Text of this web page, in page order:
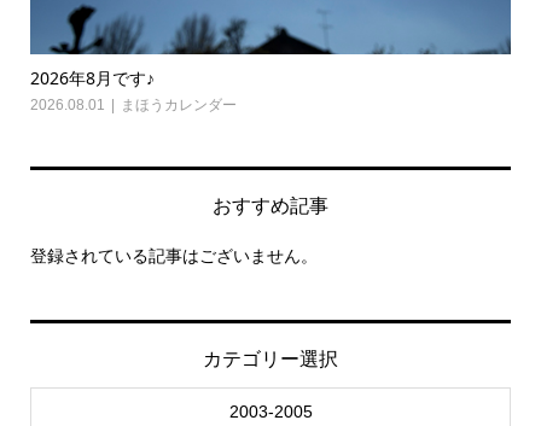
2026年8月です♪
2026.08.01 まほうカレンダー
おすすめ記事
登録されている記事はございません。
カテゴリー選択
2003-2005